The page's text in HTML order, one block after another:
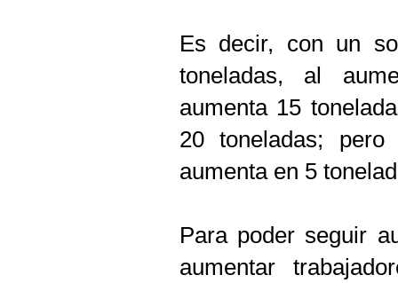
Es decir, con un
toneladas, al
aumenta 15
20 toneladas;
aumenta en 5
Para poder seguir
aumentar